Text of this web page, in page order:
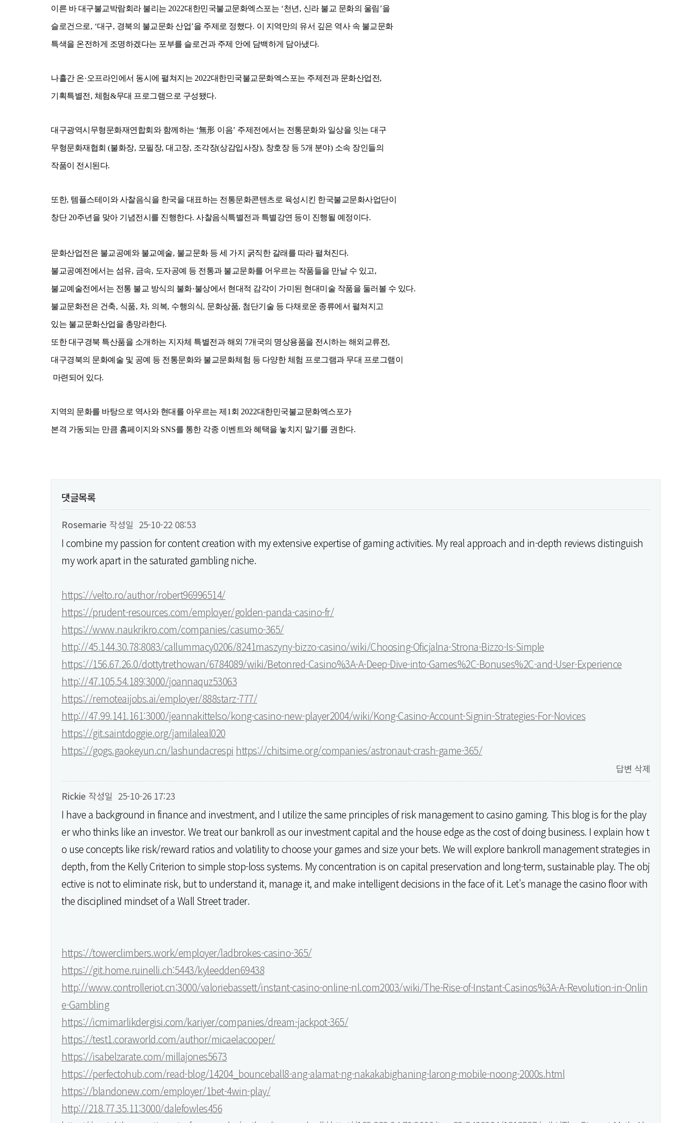
이른 바 대구불교박람회라 불리는 2022대한민국불교문화엑스포는 ‘천년 , 신라 불교 문화의 울림’을
슬로건으로, ‘대구, 경북의 불교문화 산업’을 주제로 정했다. 이 지역만의 유서 깊은 역사 속 불교문화
특색을 온전하게 조명하겠다는 포부를 슬로건과 주제 안에 담백하게 담아냈다.
나흘간 온·오프라인에서 동시에 펼쳐지는 2022대한민국불교문화엑스포는 주제전과 문화산업전,
기획특별전 , 체험&무대 프로그램으로 구성됐다.
대구광역시무형문화재연합회와 함께하는 ‘無形 이음’ 주제전에서는 전통문화와 일상을 잇는 대구
무형문화재협회 (불화장, 모필장, 대고장, 조각장(상감입사장), 창호장 등 5개 분야) 소속 장인들의
작품이 전시된다.
또한, 템플스테이와 사찰음식을 한국을 대표하는 전통문화콘텐츠로 육성시킨 한국불교문화사업단이
창단 20주년을 맞아 기념전시를 진행한다. 사찰음식특별전과 특별강연 등이 진행될 예정이다.
문화산업전은 불교공예와 불교예술, 불교문화 등 세 가지 굵직한 갈래를 따라 펼쳐진다.
불교공예전에서는 섬유, 금속, 도자공예 등 전통과 불교문화를 어우르는 작품들을 만날 수 있고,
불교예술전에서는 전통 불교 방식의 불화·불상에서 현대적 감각이 가미된 현대미술 작품을 둘러볼 수 있다.
불교문화전은 건축, 식품, 차, 의복, 수행의식, 문화상품, 첨단기술 등 다채로운 종류에서 펼쳐지고
있는 불교문화산업을 총망라한다.
또한 대구경북 특산품을 소개하는 지자체 특별전과 해외 7개국의 명상용품을 전시하는 해외교류전,
대구경북의 문화예술 및 공예 등 전통문화와 불교문화체험 등 다양한 체험 프로그램과 무대 프로그램이
마련되어 있다.
지역의 문화를 바탕으로 역사와 현대를 아우르는 제 1 회 2022대한민국불교문화엑스포가
본격 가동되는 만큼 홈페이지와 SNS를 통한 각종 이벤트와 혜택을 놓치지 말기를 권한다.
댓글목록
Rosemarie 작성일 25-10-22 08:53
I combine my passion for content creation with my extensive expertise of gaming activities. My real approach and in-depth reviews distinguish
my work apart in the saturated gambling niche.
https://velto.ro/author/robert96996514/
https://prudent-resources.com/employer/golden-panda-casino-fr/
https://www.naukrikro.com/companies/casumo-365/
http://45.144.30.78:8083/callummacy0206/8241maszyny-bizzo-casino/wiki/Choosing-Oficjalna-Strona-Bizzo-Is-Simple
https://156.67.26.0/dottytrethowan/6784089/wiki/Betonred-Casino%3A-A-Deep-Dive-into-Games%2C-Bonuses%2C-and-User-Experience
http://47.105.54.189:3000/joannaquz53063
https://remoteaijobs.ai/employer/888starz-777/
http://47.99.141.161:3000/jeannakittelso/kong-casino-new-player2004/wiki/Kong-Casino-Account-Signin-Strategies-For-Novices
https://git.saintdoggie.org/jamilaleal020
https://gogs.gaokeyun.cn/lashundacrespi https://chitsime.org/companies/astronaut-crash-game-365/
답변 삭제
Rickie 작성일 25-10-26 17:23
I have a background in finance and investment, and I utilize the same principles of risk management to casino gaming. This blog is for the play
er who thinks like an investor. We treat our bankroll as our investment capital and the house edge as the cost of doing business. I explain how t
o use concepts like risk/reward ratios and volatility to choose your games and size your bets. We will explore bankroll management strategies in
depth, from the Kelly Criterion to simple stop-loss systems. My concentration is on capital preservation and long-term, sustainable play. The obj
ective is not to eliminate risk, but to understand it, manage it, and make intelligent decisions in the face of it. Let's manage the casino floor with
the disciplined mindset of a Wall Street trader.
https://towerclimbers.work/employer/ladbrokes-casino-365/
https://git.home.ruinelli.ch:5443/kyleedden69438
http://www.controlleriot.cn:3000/valoriebassett/instant-casino-online-nl.com2003/wiki/The-Rise-of-Instant-Casinos%3A-A-Revolution-in-Onlin
e-Gambling
https://icmimarlikdergisi.com/kariyer/companies/dream-jackpot-365/
https://test1.coraworld.com/author/micaelacooper/
https://isabelzarate.com/millajones5673
https://perfectohub.com/read-blog/14204_bounceball8-ang-alamat-ng-nakakabighaning-larong-mobile-noong-2000s.html
https://blandonew.com/employer/1bet-4win-play/
http://218.77.35.11:3000/dalefowles456